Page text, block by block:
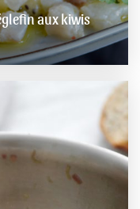
aux kiwis